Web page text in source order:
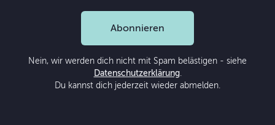
Abonnieren
Nein, wir werden dich nicht mit Spam belästigen - siehe
Datenschutzerklärung.
Du kannst dich jederzeit wieder abmelden.